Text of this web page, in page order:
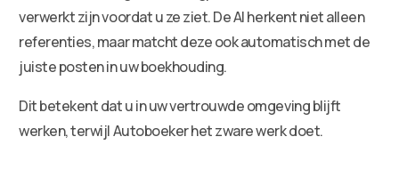
verwerkt zijn voordat u ze ziet. De AI herkent niet alleen
referenties, maar matcht deze ook automatisch met de
juiste posten in uw boekhouding.
Dit betekent dat u in uw vertrouwde omgeving blijft
werken, terwijl Autoboeker het zware werk doet.